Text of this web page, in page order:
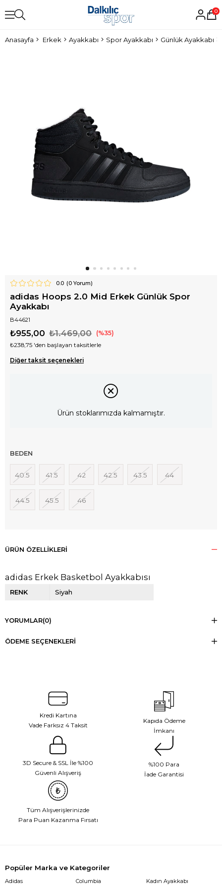
0
Anasayfa Erkek Ayakkabı Spor Ayakkabı Günlük Ayakkabı
0.0 (0Yorum)
adidas Hoops 2.0 Mid Erkek Günlük Spor
Ayakkabı
B44621
₺1.469,00
₺955,00 35
₺238,75 'den başlayan taksitlerle
Diğer taksit seçenekleri
Ürün stoklarımızda kalmamıştır.
BEDEN
40.5 41.5 42 42.5 43.5 44
44.5 45.5 46
ÜRÜN ÖZELLIKLERI
adidas Erkek Basketbol Ayakkabısı
RENK Siyah
YORUMLAR(0)
ÖDEME SEÇENEKLERI
Kredi Kartına
Vade Farksız 4 Taksit
Kapıda Ödeme
İmkanı
3D Secure & SSL İle %100
Güvenli Alışveriş
%100 Para
İade Garantisi
Tüm Alışverişlerinizde
Para Puan Kazanma Fırsatı
Popüler Marka ve Kategoriler
Adidas
Columbia
Kadın Ayakkabı